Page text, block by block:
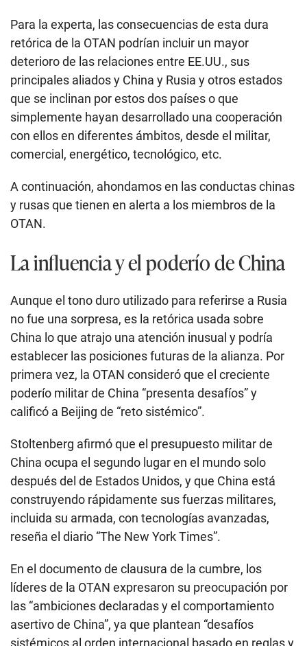
Para la experta, las consecuencias de esta dura
retórica de la OTAN podrían incluir un mayor
deterioro de las relaciones entre EE.UU., sus
principales aliados y China y Rusia y otros estados
que se inclinan por estos dos países o que
simplemente hayan desarrollado una cooperación
con ellos en diferentes ámbitos, desde el militar,
comercial, energético, tecnológico, etc.
A continuación, ahondamos en las conductas chinas
y rusas que tienen en alerta a los miembros de la
OTAN.
La influencia y el poderío de China
Aunque el tono duro utilizado para referirse a Rusia
no fue una sorpresa, es la retórica usada sobre
China lo que atrajo una atención inusual y podría
establecer las posiciones futuras de la alianza. Por
primera vez, la OTAN consideró que el creciente
poderío militar de China “presenta desafíos” y
calificó a Beijing de “reto sistémico”.
Stoltenberg afirmó que el presupuesto militar de
China ocupa el segundo lugar en el mundo solo
después del de Estados Unidos, y que China está
construyendo rápidamente sus fuerzas militares,
incluida su armada, con tecnologías avanzadas,
reseña el diario “The New York Times”.
En el documento de clausura de la cumbre, los
líderes de la OTAN expresaron su preocupación por
las “ambiciones declaradas y el comportamiento
asertivo de China”, ya que plantean “desafíos
sistémicos al orden internacional basado en reglas y